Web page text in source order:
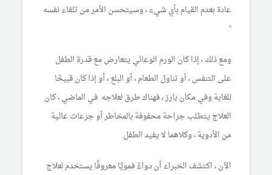
عادة بعدم القيام بأي شيء ، وسيتحسن الأمر من تلقاء نفسه
".
ومع ذلك ، إذا كان الورم الوعائي يتعارض مع قدرة الطفل
على التنفس ، أو تناول الطعام ، أو البلع ، أو إذا كان قبيحًا
للغاية وفي مكان بارز ، فهناك طرق لعلاجه. في الماضي ، كان
العلاج يتطلب جراحة محفوفة بالمخاطر أو جرعات عالية
من الأدوية ، وكلاهما لا يفيد الطفل.
الآن ، اكتشف الخبراء أن دواءً فمويًا معروفًا يستخدم لعلاج